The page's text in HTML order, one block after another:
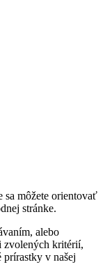
môžete orientovať
stránke.
alebo
zvolených kritérií,
v našej